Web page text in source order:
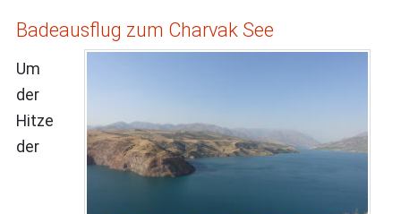
Badeausflug zum Charvak See
Um
der
Hitze
der